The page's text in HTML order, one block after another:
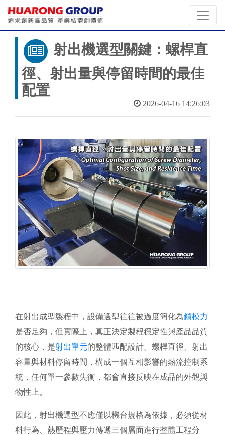
射出機選型關鍵：螺桿直
徑、射出量與停留時間的最佳
配置
2026-04-16 14:26:03
在射出成型製程中，設備選型往往被過度簡化為鎖模力
是否足夠，但實際上，真正決定製程穩定性與產品品質
的核心，是射出單元的整體匹配設計。螺桿直徑、射出
容量與材料停留時間，構成一個互相影響的熱流控制系
統，任何單一參數失衡，都會直接反映在成品的外觀與
物性上。
因此，射出機選型不應僅以機台規格為依據，必須從材
料行為、熱歷程與壓力傳遞三個層面進行整體工程分